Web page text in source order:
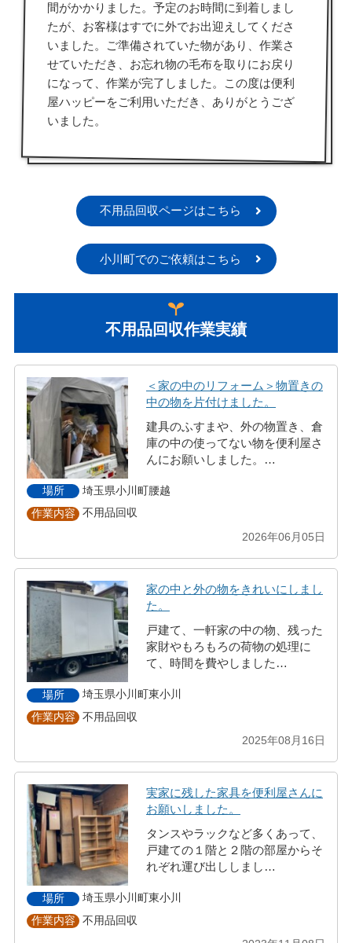
間がかかりました。予定のお時間に到着しまし
たが、お客様はすでに外でお出迎えしてくださ
いました。ご準備されていた物があり、作業さ
せていただき、お忘れ物の毛布を取りにお戻り
になって、作業が完了しました。この度は便利
屋ハッピーをご利用いただき、ありがとうござ
いました。
不用品回収ページはこちら
小川町でのご依頼はこちら
不用品回収作業実績
＜家の中のリフォーム＞物置きの
中の物を片付けました。
建具のふすまや、外の物置き、倉
庫の中の使ってない物を便利屋さ
んにお願いしました。…
場所
埼玉県小川町腰越
作業内容
不用品回収
2026年06月05日
家の中と外の物をきれいにしまし
た。
戸建て、一軒家の中の物、残った
家財やもろもろの荷物の処理に
て、時間を費やしました…
場所
埼玉県小川町東小川
作業内容
不用品回収
2025年08月16日
実家に残した家具を便利屋さんに
お願いしました。
タンスやラックなど多くあって、
戸建ての１階と２階の部屋からそ
れぞれ運び出ししまし…
場所
埼玉県小川町東小川
作業内容
不用品回収